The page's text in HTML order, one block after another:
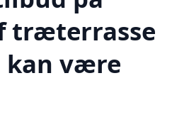
træterrasse
kan være